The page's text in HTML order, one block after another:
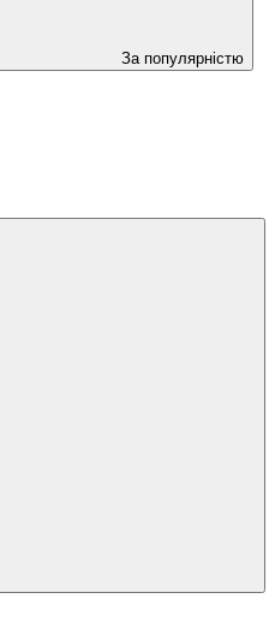
За популярністю